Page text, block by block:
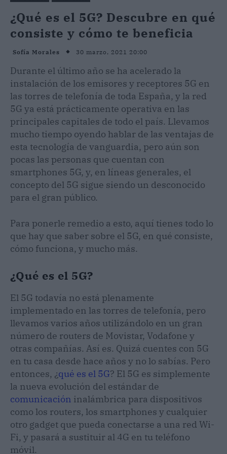
¿Qué es el 5G? Descubre en qué
consiste y cómo te beneficia
Sofía Morales 30 marzo, 2021 20:00
Durante el último año se ha acelerado la
instalación de los emisores y receptores 5G en
las torres de telefonía de toda España, y la red
5G ya está prácticamente operativa en las
principales capitales de todo el país. Llevamos
mucho tiempo oyendo hablar de las ventajas de
esta tecnología de vanguardia, pero aún son
pocas las personas que cuentan con
smartphones 5G, y, en líneas generales, el
concepto del 5G sigue siendo un desconocido
para el gran público.
Para ponerle remedio a esto, aquí tienes todo lo
que hay que saber sobre el 5G, en qué consiste,
cómo funciona, y mucho más.
¿Qué es el 5G?
El 5G todavía no está plenamente
implementado en las torres de telefonía, pero
llevamos varios años utilizándolo en un gran
número de routers de Movistar, Vodafone y
otras compañías. Así es. Quizá cuentes con 5G
en tu casa desde hace años y no lo sabías. Pero
entonces, ¿qué es el 5G? El 5G es simplemente
la nueva evolución del estándar de
comunicación inalámbrica para dispositivos
como los routers, los smartphones y cualquier
otro gadget que pueda conectarse a una red Wi-
Fi, y pasará a sustituir al 4G en tu teléfono
móvil.